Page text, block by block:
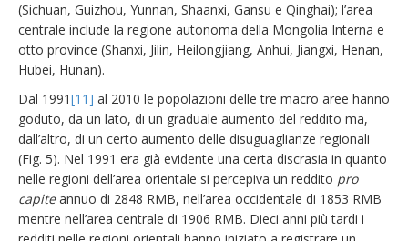
(Sichuan, Guizhou, Yunnan, Shaanxi, Gansu e Qinghai); l’area
centrale include la regione autonoma della Mongolia Interna e
otto province (Shanxi, Jilin, Heilongjiang, Anhui, Jiangxi, Henan,
Hubei, Hunan).
Dal 1991[11] al 2010 le popolazioni delle tre macro aree hanno
goduto, da un lato, di un graduale aumento del reddito ma,
dall’altro, di un certo aumento delle disuguaglianze regionali
(Fig. 5). Nel 1991 era già evidente una certa discrasia in quanto
nelle regioni dell’area orientale si percepiva un reddito pro
capiteannuo di 2848 RMB, nell’area occidentale di 1853 RMB
mentre nell’area centrale di 1906 RMB. Dieci anni più tardi i